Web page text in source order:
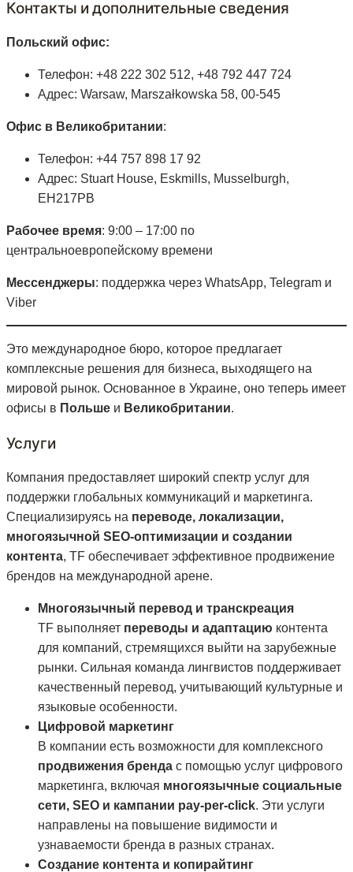
Контакты и дополнительные сведения
Польский офис:
Телефон: +48 222 302 512, +48 792 447 724
Адрес: Warsaw, Marszałkowska 58, 00-545
Офис в Великобритании:
Телефон: +44 757 898 17 92
Адрес: Stuart House, Eskmills, Musselburgh,
EH217PB
Рабочее время: 9:00 – 17:00 по
центральноевропейскому времени
Мессенджеры: поддержка через WhatsApp, Telegram и
Viber
Это международное бюро, которое предлагает
комплексные решения для бизнеса, выходящего на
мировой рынок. Основанное в Украине, оно теперь имеет
офисы в Польше и Великобритании.
Услуги
Компания предоставляет широкий спектр услуг для
поддержки глобальных коммуникаций и маркетинга.
Специализируясь на переводе, локализации,
многоязычной SEO-оптимизации и создании
контента, TF обеспечивает эффективное продвижение
брендов на международной арене.
Многоязычный перевод и транскреация
TF выполняет переводы и адаптацию контента
для компаний, стремящихся выйти на зарубежные
рынки. Сильная команда лингвистов поддерживает
качественный перевод, учитывающий культурные и
языковые особенности.
Цифровой маркетинг
В компании есть возможности для комплексного
продвижения бренда с помощью услуг цифрового
маркетинга, включая многоязычные социальные
сети, SEO и кампании pay-per-click. Эти услуги
направлены на повышение видимости и
узнаваемости бренда в разных странах.
Создание контента и копирайтинг